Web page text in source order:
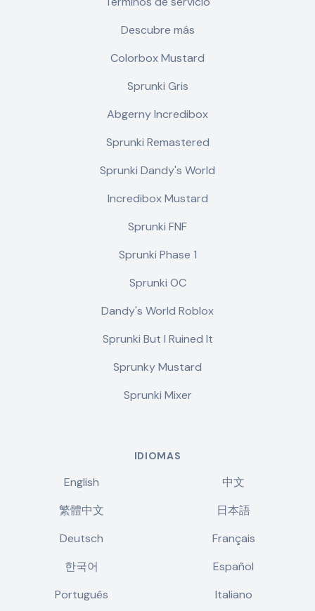
Descubre más
Colorbox Mustard
Sprunki Gris
Abgerny Incredibox
Sprunki Remastered
Sprunki Dandy's World
Incredibox Mustard
Sprunki FNF
Sprunki Phase 1
Sprunki OC
Dandy's World Roblox
Sprunki But I Ruined It
Sprunky Mustard
Sprunki Mixer
IDIOMAS
English
中文
繁體中文
日本語
Deutsch
Français
한국어
Español
Português
Italiano